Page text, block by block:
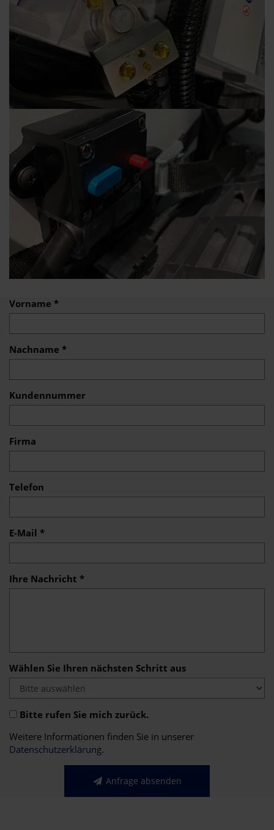
Vorname *
Nachname *
Kundennummer
Firma
Telefon
E-Mail *
Ihre Nachricht *
Wählen Sie Ihren nächsten Schritt aus
Bitte rufen Sie mich zurück.
Weitere Informationen finden Sie in unserer
Datenschutzerklärung.
Anfrage absenden